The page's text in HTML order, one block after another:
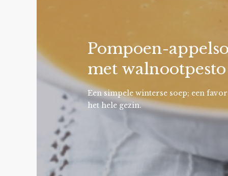
Pompoen-
met walnootpesto
Een simpele winterse soep; een
het hele gezin.